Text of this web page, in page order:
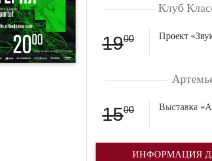
Клуб
1900 Проект
1500 Выставка
ИНФОРМАЦИЯ